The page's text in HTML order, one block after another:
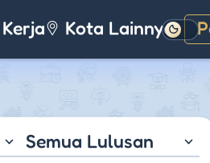
Kota LainnyaGelap
Semua Lulusan